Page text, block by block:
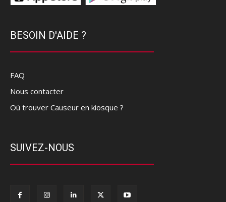
BESOIN D'AIDE ?
FAQ
Nous contacter
Où trouver Causeur en kiosque ?
SUIVEZ-NOUS